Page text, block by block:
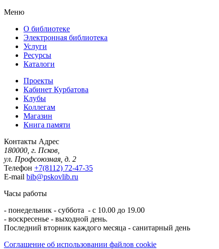
Меню
О библиотеке
Электронная библиотека
Услуги
Ресурсы
Каталоги
Проекты
Кабинет Курбатова
Клубы
Коллегам
Магазин
Книга памяти
Контакты Адрес
180000, г. Псков,
ул. Профсоюзная, д. 2
Телефон +7(8112) 72-47-35
E-mail bib@pskovlib.ru
Часы работы
- понедельник - суббота - с 10.00 до 19.00
- воскресенье - выходной день.
Последний вторник каждого месяца - санитарный день
Соглашение об использовании файлов cookie